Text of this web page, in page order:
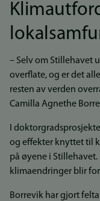
– Selv om Stillehavet
overflate, og er det
resten av verden
Camilla Agnethe
I
og effekter knyttet til
på øyene i
klimaendringer blir
Borrevik har gjort